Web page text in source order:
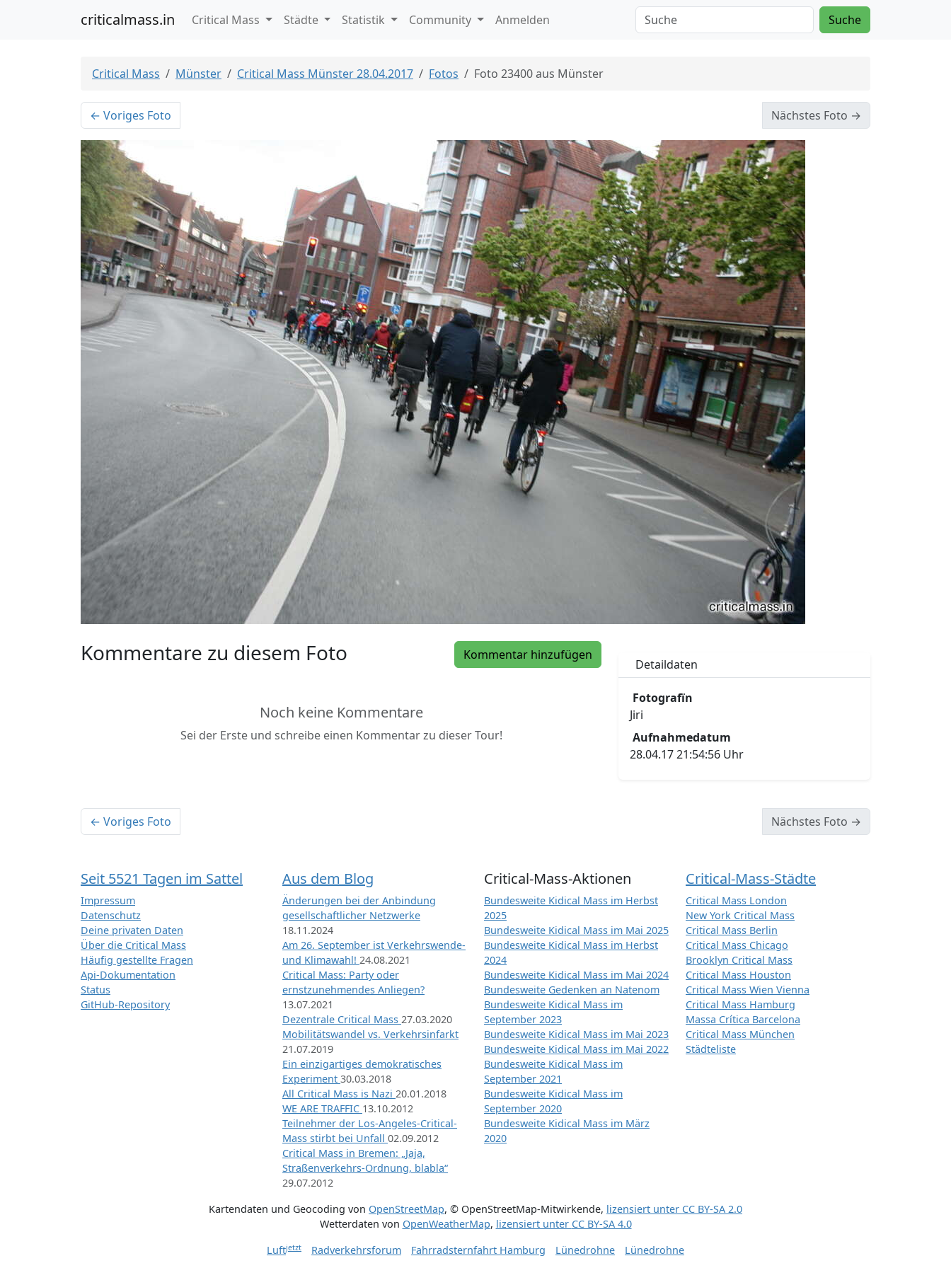
criticalmass.in Critical Mass Städte Statistik Community Anmelden Suche
Critical Mass Münster Critical Mass Münster 28.04.2017 Fotos Foto 23400 aus Münster
← Voriges Foto Nächstes Foto →
Kommentar hinzufügen
Kommentare zu diesem Foto
Noch keine Kommentare
Sei der Erste und schreibe einen Kommentar zu dieser Tour!
Detaildaten
Fotografïn
Jiri
Aufnahmedatum
28.04.17 21:54:56 Uhr
← Voriges Foto Nächstes Foto →
Seit 5521 Tagen im Sattel
Impressum
Datenschutz
Deine privaten Daten
Über die Critical Mass
Häufig gestellte Fragen
Api-Dokumentation
Status
GitHub-Repository
Aus dem Blog
Änderungen bei der Anbindung
gesellschaftlicher Netzwerke
18.11.2024
Am 26. September ist Verkehrswende-
und Klimawahl! 24.08.2021
Critical Mass: Party oder
ernstzunehmendes Anliegen?
13.07.2021
Dezentrale Critical Mass 27.03.2020
Mobilitätswandel vs. Verkehrsinfarkt
21.07.2019
Ein einzigartiges demokratisches
Experiment 30.03.2018
All Critical Mass is Nazi 20.01.2018
WE ARE TRAFFIC 13.10.2012
Teilnehmer der Los-Angeles-Critical-
Mass stirbt bei Unfall 02.09.2012
Critical Mass in Bremen: „Jaja,
Straßenverkehrs-Ordnung, blabla“
29.07.2012
Critical-Mass-Aktionen
Bundesweite Kidical Mass im Herbst
2025
Bundesweite Kidical Mass im Mai 2025
Bundesweite Kidical Mass im Herbst
2024
Bundesweite Kidical Mass im Mai 2024
Bundesweite Gedenken an Natenom
Bundesweite Kidical Mass im
September 2023
Bundesweite Kidical Mass im Mai 2023
Bundesweite Kidical Mass im Mai 2022
Bundesweite Kidical Mass im
September 2021
Bundesweite Kidical Mass im
September 2020
Bundesweite Kidical Mass im März
2020
Critical-Mass-Städte
Critical Mass London
New York Critical Mass
Critical Mass Berlin
Critical Mass Chicago
Brooklyn Critical Mass
Critical Mass Houston
Critical Mass Wien Vienna
Critical Mass Hamburg
Massa Crítica Barcelona
Critical Mass München
Städteliste
Kartendaten und Geocoding von OpenStreetMap, © OpenStreetMap-Mitwirkende, lizensiert unter CC BY-SA 2.0
Wetterdaten von OpenWeatherMap, lizensiert unter CC BY-SA 4.0
Luftjetzt Radverkehrsforum Fahrradsternfahrt Hamburg Lünedrohne Lünedrohne